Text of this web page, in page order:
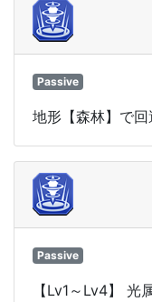
Passive
地形【森林】で
Passive
【Lv1～Lv4】